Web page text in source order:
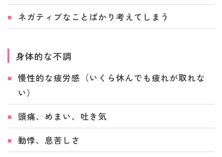
ネガティブなことばかり考えてしまう
身体的な不調
慢性的な疲労感（いくら休んでも疲れが取れな
い）
頭痛、めまい、吐き気
動悸、息苦しさ